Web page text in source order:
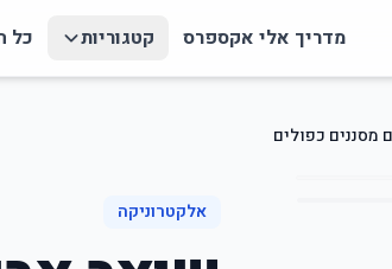
מדריך אלי אקספרס קטגוריות כל
אלקטרוניקה